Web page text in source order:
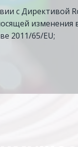
с Директивой
изменения
2011/65/EU;